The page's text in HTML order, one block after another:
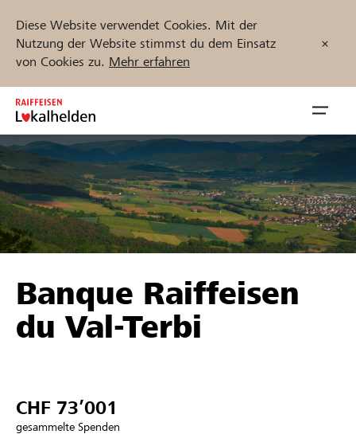
Diese Website verwendet Cookies. Mit der
Nutzung der Website stimmst du dem Einsatz
von Cookies zu. Mehr erfahren
Zum
Inhalt
springen
öffnen
Unterstützen
Hilfe & Support
Projekte und Organisationen finden
Jetzt starten
Banque Raiffeisen
du Val-Terbi
CHF 73’001
gesammelte Spenden